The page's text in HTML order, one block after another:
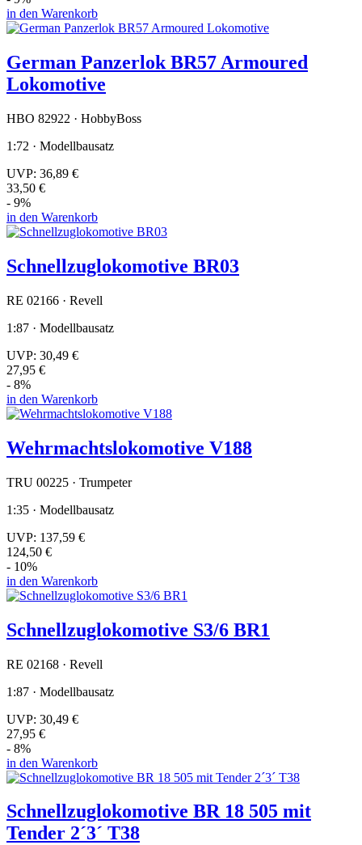
in den Warenkorb
German Panzerlok BR57 Armoured
Lokomotive
HBO 82922 · HobbyBoss
1:72 · Modellbausatz
UVP: 36,89 €
33,50 €
- 9%
in den Warenkorb
Schnellzuglokomotive BR03
RE 02166 · Revell
1:87 · Modellbausatz
UVP: 30,49 €
27,95 €
- 8%
in den Warenkorb
Wehrmachtslokomotive V188
TRU 00225 · Trumpeter
1:35 · Modellbausatz
UVP: 137,59 €
124,50 €
- 10%
in den Warenkorb
Schnellzuglokomotive S3/6 BR1
RE 02168 · Revell
1:87 · Modellbausatz
UVP: 30,49 €
27,95 €
- 8%
in den Warenkorb
Schnellzuglokomotive BR 18 505 mit
Tender 2´3´ T38